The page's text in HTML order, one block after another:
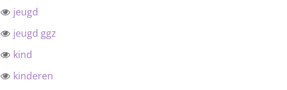
jeugd
jeugd ggz
kind
kinderen